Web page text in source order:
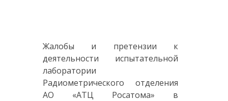
Жалобы и претензии к
деятельности испытательной
лаборатории
Радиометрического отделения
АО «АТЦ Росатома» в